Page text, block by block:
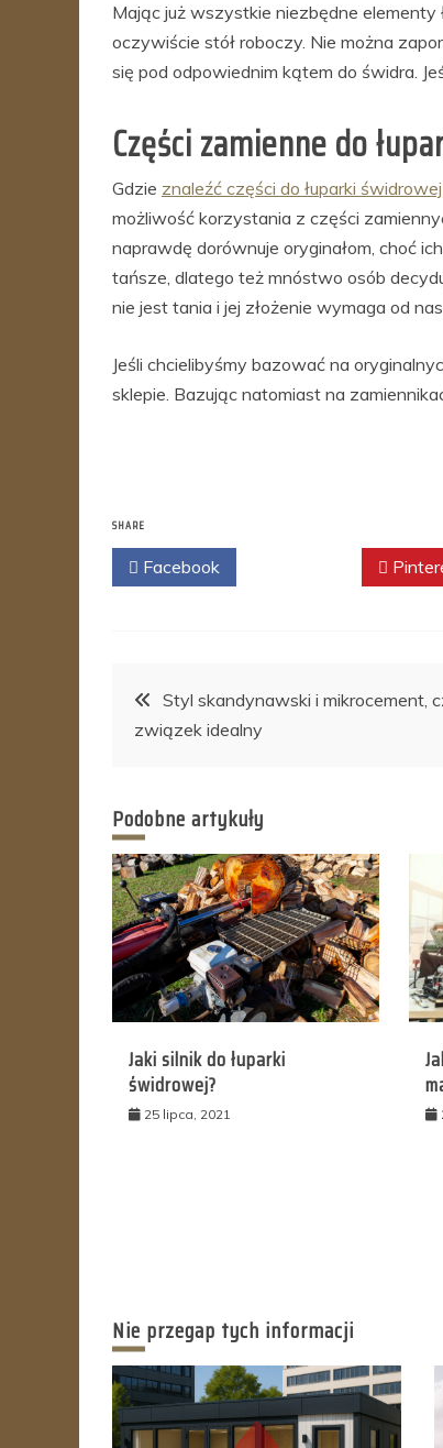
Mając już wszystkie niezbędne elementy
oczywiście stół roboczy. Nie można
się pod odpowiednim kątem do świdra.
Części zamienne do
Gdzie znaleźć części do łuparki świdrowej
możliwość korzystania z części
naprawdę dorównuje oryginałom, choć
tańsze, dlatego też mnóstwo osób
nie jest tania i jej złożenie wymaga od
Jeśli chcielibyśmy bazować na
sklepie. Bazując natomiast na
SHARE
Facebook
Nawigacja
wpisu
Styl skandynawski i mikrocement,
związek idealny
Podobne artykuły
Jaki silnik do łuparki
świdrowej?
25 lipca, 2021
Nie przegap tych informacji